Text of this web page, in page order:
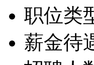
职位类
薪金待